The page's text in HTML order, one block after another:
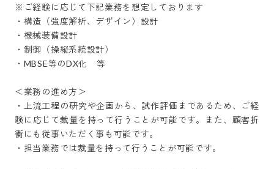
※ご経験に応じて下記業務を想定しております
・構造（強度解析、デザイン）設計
・機械装備設計
・制御（操縦系統設計）
・MBSE等のDX化　等
＜業務の進め方＞
・上流工程の研究や企画から、試作評価まであるため、ご経
験に応じて裁量を持って行うことが可能です。また、顧客折
衝にも従事いただく事も可能です。
・担当業務では裁量を持って行うことが可能です。